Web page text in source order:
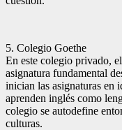
5. Colegio Goethe
En este colegio privado,
asignatura fundamental
inician las asignaturas en
aprenden inglés como
colegio se autodefine
culturas.